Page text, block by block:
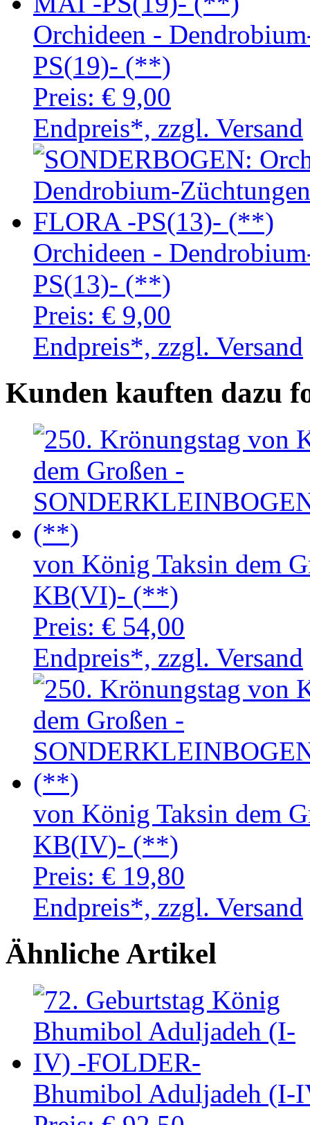
Orchideen -
PS(19)- (**)
Preis: € 9,00
Endpreis*, zzgl. Versand
Orchideen -
PS(13)- (**)
Preis: € 9,00
Endpreis*, zzgl. Versand
Kunden kauften dazu
von König Taksin dem
KB(VI)- (**)
Preis: € 54,00
Endpreis*, zzgl. Versand
von König Taksin dem
KB(IV)- (**)
Preis: € 19,80
Endpreis*, zzgl. Versand
Ähnliche Artikel
Bhumibol Aduljadeh (I-